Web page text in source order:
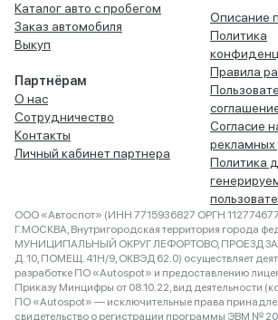
Каталог авто с пробегом
Заказ автомобиля
Выкуп
Партнёрам
О нас
Сотрудничество
Контакты
Личный кабинет партнера
Описание
Политика
Правила
Согласие
рекламных
Политика
ООО «Автоспот» (ИНН 7715936827 ОРГН
Г.МОСКВА, Внутригородская территория города
МУНИЦИПАЛЬНЫЙ ОКРУГ ЛЕФОРТОВО, ПРОЕЗД
Д. 10, ПОМЕЩ. 41Н/9, ОКВЭД 62.0) осуществляет
разработке ПО «Autospot» и предоставлению
Приказу Минцифры от 08.10.22, вид деятельности
ПО «Autospot» — исключительные права
свидетельство о регистрации программы ЭВМ №